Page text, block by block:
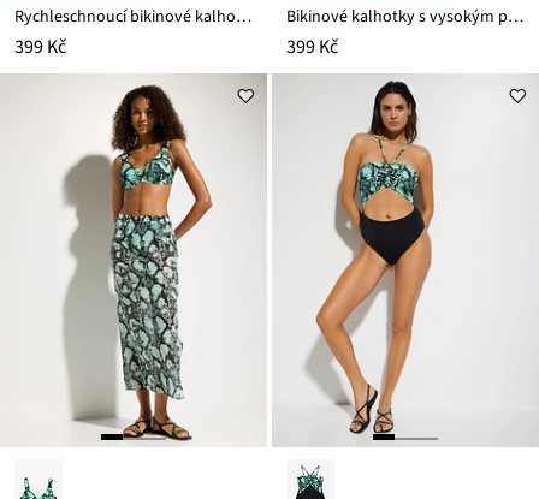
Rychleschnoucí bikinové kalhotky s vysokým pasem a vysoko vykrojenými nohavičkami
399 Kč
Bikinové kalhotky s vysokým pasem
399 Kč